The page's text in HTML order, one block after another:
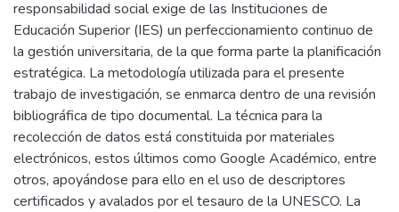
responsabilidad social exige de las Instituciones de
Educación Superior (IES) un perfeccionamiento continuo de
la gestión universitaria, de la que forma parte la planificación
estratégica. La metodología utilizada para el presente
trabajo de investigación, se enmarca dentro de una revisión
bibliográfica de tipo documental. La técnica para la
recolección de datos está constituida por materiales
electrónicos, estos últimos como Google Académico, entre
otros, apoyándose para ello en el uso de descriptores
certificados y avalados por el tesauro de la UNESCO. La